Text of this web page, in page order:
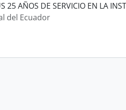
25 AÑOS DE SERVICIO EN LA
del Ecuador